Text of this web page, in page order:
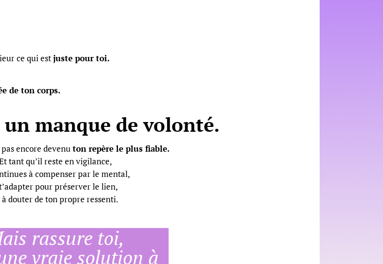
ce qui estjuste pour toi.
de ton corps.
un manque de volonté.
encore devenuton repère le plus fiable.
tant qu’il reste en vigilance,
à compenser par le mental,
pour préserver le lien,
douter de ton propre ressenti.
rassure toi,
vraie solution à